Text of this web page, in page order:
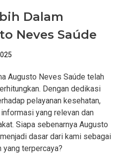
Dalam
Neves Saúde
Augusto Neves Saúde telah
Dengan dedikasi
pelayanan kesehatan,
yang relevan dan
Siapa sebenarnya Augusto
dasar dari kami sebagai
yang terpercaya?